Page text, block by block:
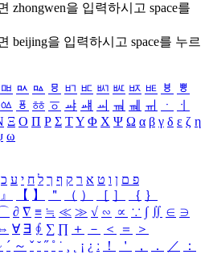
zhongwen을 입력하시고 space를
beijing을 입력하시고 space를 누르
ㅮ ㅯ ㅰ ㅱ ㅲ ㅳ ㅴ ㅵ ㅶ ㅷ ㅸ
ㅹ
ㆃ ㆄ ㆅ ㆆ ㆇ ㆈ ㆉ ㆊ ㆋ ㆌ ㆍ
ㆎ
Ξ Ο Π Ρ Σ ΤΥ Φ Χ Ψ Ω α β γ δ ε ζ η
ω
פ ם ן ו ט א ר ק ף ך ל ח י ע כ
』 【 】 ＂ （ ） ［ ］ ｛ ｝
∂ ∇ ≡ ≒ ≪ ≫ √ ∽ ∝ ∵ ∫ ∬ ∈ ∋
∀ ∃ ∮ ∑ ∏ ＋ － ＜ ＝
＞
´ ～ ˇ ˘ ˝ ˚ ˙ ¸ ¡ ¿ ː ！ ＇ ， ． ／
：